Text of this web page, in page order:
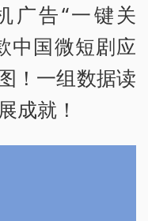
广告“一键关
中国微短剧应
！一组数据读
成就！